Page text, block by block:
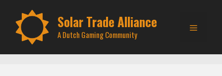
content
Solar Trade Alliance
A Dutch Gaming Community
Menu